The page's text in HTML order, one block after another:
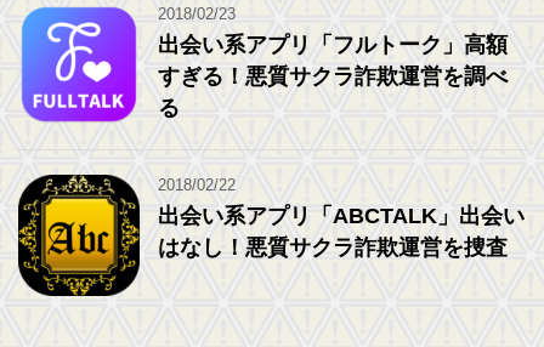
2018/02/23
出会い系アプリ「フルトーク」高額
すぎる！悪質サクラ詐欺運営を調べ
る
2018/02/22
出会い系アプリ「ABCTALK」出会い
はなし！悪質サクラ詐欺運営を捜査